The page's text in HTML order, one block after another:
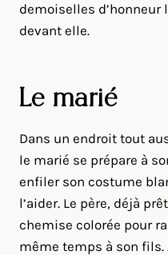
demoiselles d’honneur
devant elle.
Le marié
Dans un endroit tout
le marié se prépare à
enfiler son costume
l’aider. Le père, déjà
chemise colorée pour
même temps à son fils.